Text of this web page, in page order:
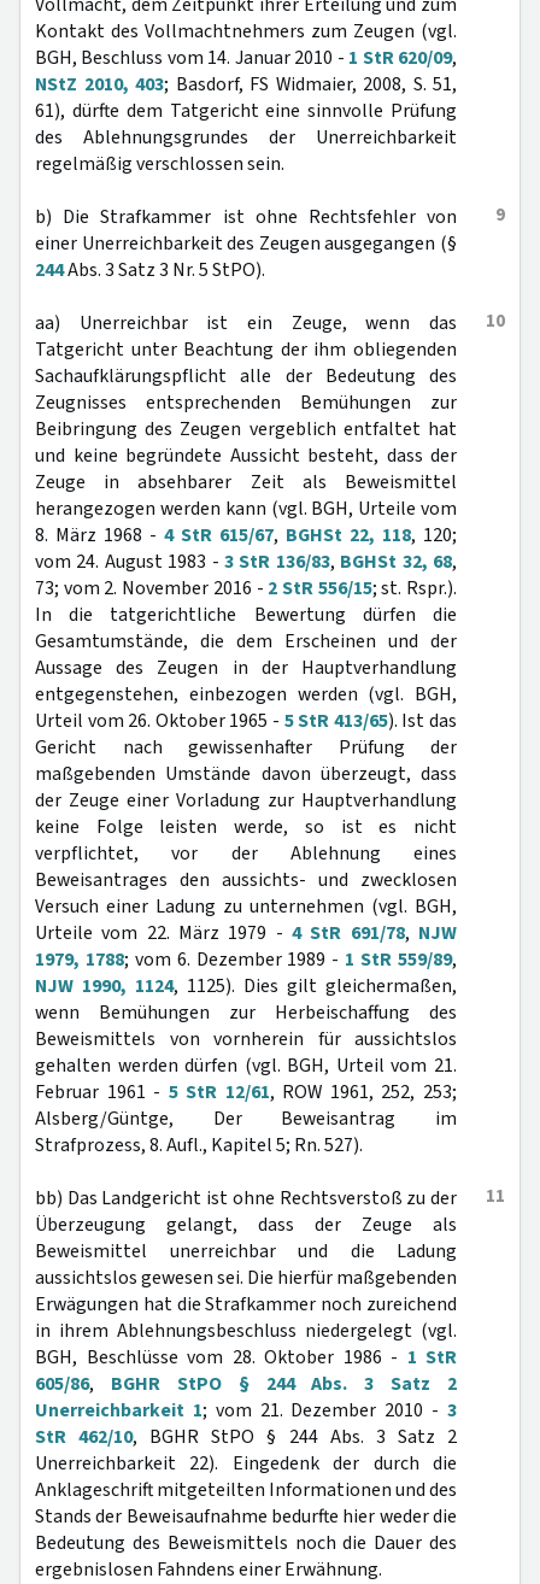
Kontakt des Vollmachtnehmers zum Zeugen (vgl.
BGH, Beschluss vom 14. Januar 2010 - 1 StR 620/09,
NStZ 2010, 403; Basdorf, FS Widmaier, 2008, S. 51,
61), dürfte dem Tatgericht eine sinnvolle Prüfung
des Ablehnungsgrundes der Unerreichbarkeit
regelmäßig verschlossen sein.
9
b) Die Strafkammer ist ohne Rechtsfehler von
einer Unerreichbarkeit des Zeugen ausgegangen (§
244Abs. 3 Satz 3 Nr. 5 StPO).
10
aa) Unerreichbar ist ein Zeuge, wenn das
Tatgericht unter Beachtung der ihm obliegenden
Sachaufklärungspflicht alle der Bedeutung des
Zeugnisses entsprechenden Bemühungen zur
Beibringung des Zeugen vergeblich entfaltet hat
und keine begründete Aussicht besteht, dass der
Zeuge in absehbarer Zeit als Beweismittel
herangezogen werden kann (vgl. BGH, Urteile vom
8. März 1968 - 4 StR 615/67, BGHSt 22, 118, 120;
vom 24. August 1983 - 3 StR 136/83, BGHSt 32, 68,
73; vom 2. November 2016 - 2 StR 556/15; st. Rspr.).
In die tatgerichtliche Bewertung dürfen die
Gesamtumstände, die dem Erscheinen und der
Aussage des Zeugen in der Hauptverhandlung
entgegenstehen, einbezogen werden (vgl. BGH,
Urteil vom 26. Oktober 1965 - 5 StR 413/65). Ist das
Gericht nach gewissenhafter Prüfung der
maßgebenden Umstände davon überzeugt, dass
der Zeuge einer Vorladung zur Hauptverhandlung
keine Folge leisten werde, so ist es nicht
verpflichtet, vor der Ablehnung eines
Beweisantrages den aussichts- und zwecklosen
Versuch einer Ladung zu unternehmen (vgl. BGH,
Urteile vom 22. März 1979 - 4 StR 691/78, NJW
1979, 1788; vom 6. Dezember 1989 - 1 StR 559/89,
NJW 1990, 1124, 1125). Dies gilt gleichermaßen,
wenn Bemühungen zur Herbeischaffung des
Beweismittels von vornherein für aussichtslos
gehalten werden dürfen (vgl. BGH, Urteil vom 21.
Februar 1961 - 5 StR 12/61, ROW 1961, 252, 253;
Alsberg/Güntge, Der Beweisantrag im
Strafprozess, 8. Aufl., Kapitel 5; Rn. 527).
11
bb) Das Landgericht ist ohne Rechtsverstoß zu der
Überzeugung gelangt, dass der Zeuge als
Beweismittel unerreichbar und die Ladung
aussichtslos gewesen sei. Die hierfür maßgebenden
Erwägungen hat die Strafkammer noch zureichend
in ihrem Ablehnungsbeschluss niedergelegt (vgl.
BGH, Beschlüsse vom 28. Oktober 1986 - 1 StR
605/86, BGHR StPO § 244 Abs. 3 Satz 2
Unerreichbarkeit 1; vom 21. Dezember 2010 -3
StR 462/10, BGHR StPO § 244 Abs. 3 Satz 2
Unerreichbarkeit 22). Eingedenk der durch die
Anklageschrift mitgeteilten Informationen und des
Stands der Beweisaufnahme bedurfte hier weder die
Bedeutung des Beweismittels noch die Dauer des
ergebnislosen Fahndens einer Erwähnung.